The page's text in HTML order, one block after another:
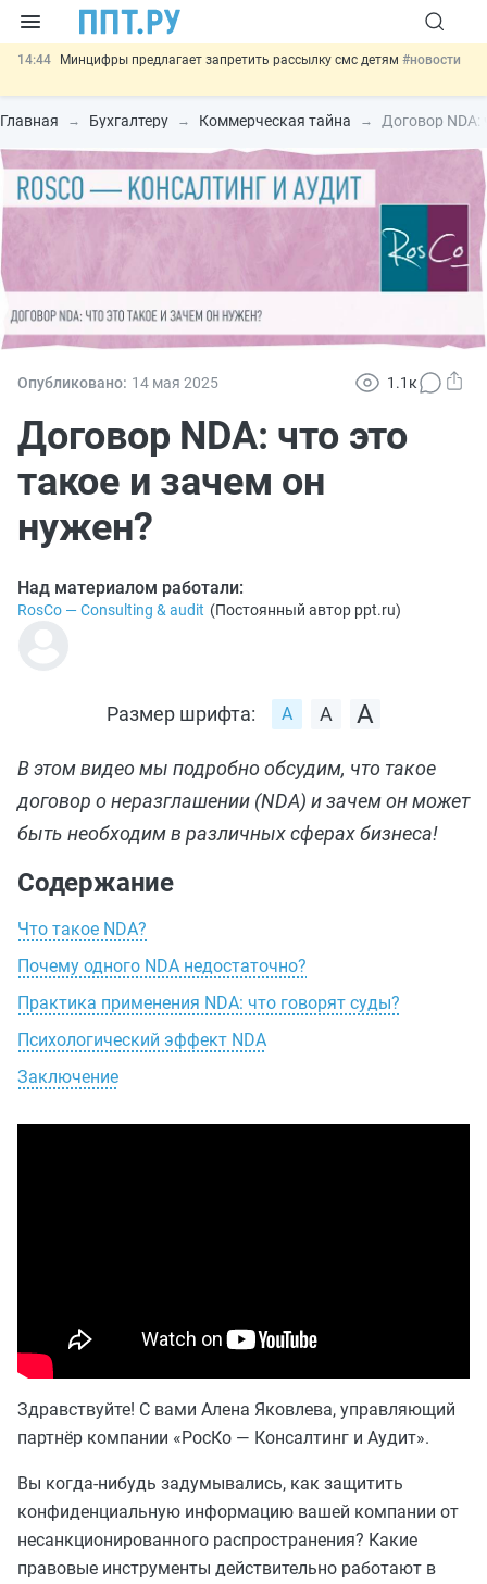
14:44 Минцифры предлагает запретить рассылку смс детям #новости
14:02 Основания для выдворения иностранцев из России стало
больше
#новости
#новости
12:42 Губернаторам дадут право вводить разрешительный учёт
иностранцев#новости
Главная Бухгалтеру Коммерческая тайна Договор NDA:
Опубликовано: 14 мая 2025 1.1к
Договор NDA: что это
такое и зачем он
нужен?
Над материалом работали:
RosCo — Consulting & audit (Постоянный автор ppt.ru)
Размер шрифта:
В этом видео мы подробно обсудим, что такое
договор о неразглашении (NDA) и зачем он может
быть необходим в различных сферах бизнеса!
Содержание
Что такое NDA?
Почему одного NDA недостаточно?
Практика применения NDA: что говорят суды?
Психологический эффект NDA
Заключение
Здравствуйте! С вами Алена Яковлева, управляющий
партнёр компании «РосКо — Консалтинг и Аудит».
Вы когда-нибудь задумывались, как защитить
конфиденциальную информацию вашей компании от
несанкционированного распространения? Какие
правовые инструменты действительно работают в